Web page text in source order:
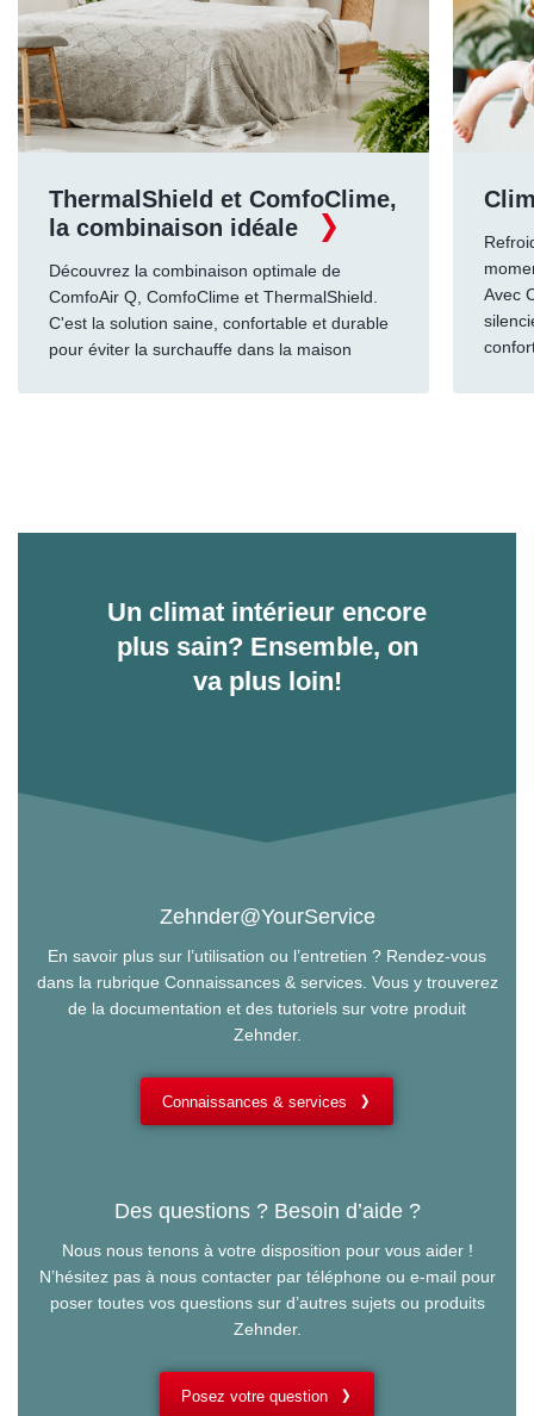
ThermalShield et ComfoClime,
la combinaison idéale
Découvrez la combinaison optimale de
ComfoAir Q, ComfoClime et ThermalShield.
C'est la solution saine, confortable et durable
pour éviter la surchauffe dans la maison
Avec
Un climat intérieur encore
plus sain? Ensemble, on
va plus loin!
Zehnder@YourService
En savoir plus sur l’utilisation ou l’entretien ? Rendez-vous
dans la rubrique Connaissances & services. Vous y trouverez
de la documentation et des tutoriels sur votre produit
Zehnder.
Connaissances & services
Des questions ? Besoin d’aide ?
Nous nous tenons à votre disposition pour vous aider !
N’hésitez pas à nous contacter par téléphone ou e-mail pour
poser toutes vos questions sur d’autres sujets ou produits
Zehnder.
Posez votre question